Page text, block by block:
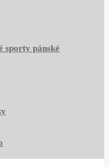
sporty pánské